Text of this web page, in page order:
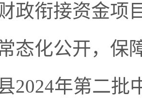
政衔接资金项
态化公开，保
2024年第二批